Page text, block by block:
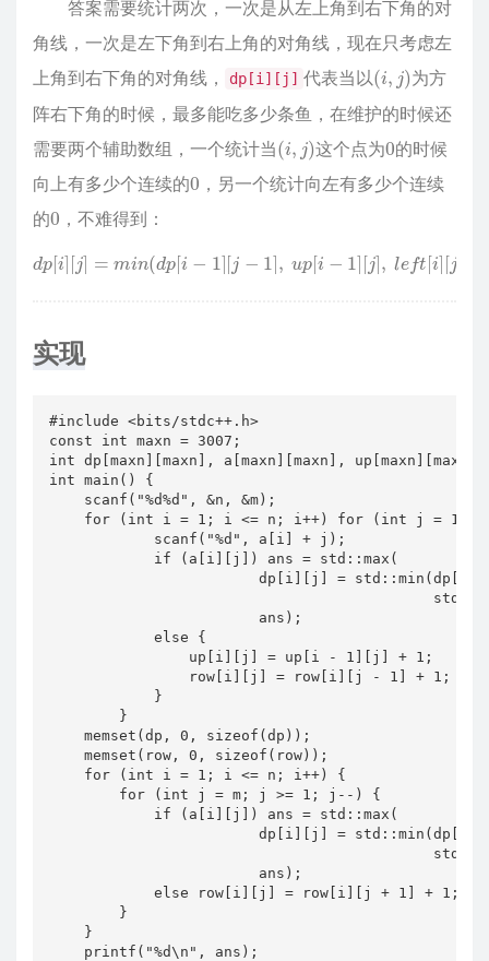
答案需要统计两次，一次是从左上角到右下角的对
角线，一次是左下角到右上角的对角线，现在只考虑左
上角到右下角的对角线，
dp[i][j] 代表当以 (i,
为方
阵右下角的时候，最多能吃多少条鱼，在维护的时候还
需要两个辅助数组，一个统计当 (i, 这个点为0的时候
向上有多少个连续的0 ，另一个统计向左有多少个连续
的0 ，不难得到：
dp[i][ j]= min(dp[i− [j−1] p[ −1][j] eft[i][ −1])+1
实现
#include <bits/stdc++.h>
const int maxn = 3007;
int dp[maxn][maxn], a[maxn][maxn],
int main() {
    scanf("%d%d", &n, &m);
for (int i = 1; i <= n; i++) for (int j = 1;
            scanf("%d", a[i] + j);
            if (a[i][j]) ans = std::max(
dp[i][j] = std::min(dp[i
                        ans);
            else {
                up[i][j] = up[i - 1][j] + 1;
                row[i][j] = row[i][j - 1] + 1;
            }
        }
    memset(dp, 0, sizeof(dp));
    memset(row, 0, sizeof(row));
    for (int i = 1; i <= n; i++) {
        for (int j = m; j >= 1; j--) {
            if (a[i][j]) ans = std::max(
dp[i][j] = std::min(dp[i
                        ans);
            else row[i][j] = row[i][j + 1] + 1;
        }
    }
    printf("%d\n", ans);